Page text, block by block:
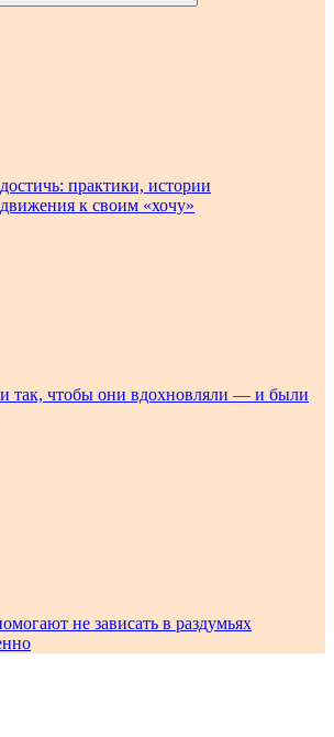
практики, истории
к своим «хочу»
так, чтобы они вдохновляли — и были
не зависать в раздумьях